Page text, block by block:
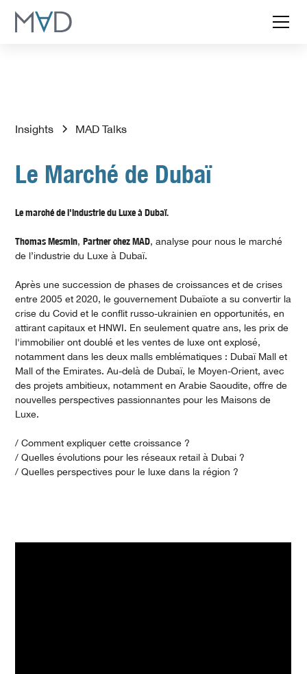
Insights MAD Talks
Le Marché de Dubaï
Le marché de l'industrie du Luxe à Dubaï.
Thomas Mesmin,Partner chez MAD, analyse pour nous le marché
de l’industrie du Luxe à Dubaï.
Après une succession de phases de croissances et de crises
entre 2005 et 2020, le gouvernement Dubaïote a su convertir la
crise du Covid et le conflit russo-ukrainien en opportunités, en
attirant capitaux et HNWI. En seulement quatre ans, les prix de
l'immobilier ont doublé et les ventes de luxe ont explosé,
notamment dans les deux malls emblématiques : Dubaï Mall et
Mall of the Emirates. Au-delà de Dubaï, le Moyen-Orient, avec
des projets ambitieux, notamment en Arabie Saoudite, offre de
nouvelles perspectives passionnantes pour les Maisons de
Luxe.
/ Comment expliquer cette croissance ?
/ Quelles évolutions pour les réseaux retail à Dubai ?
/ Quelles perspectives pour le luxe dans la région ?